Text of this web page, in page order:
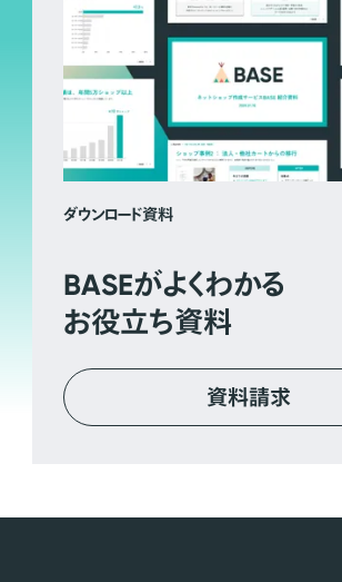
ダウンロード資料
BASEがよくわかる
お役立ち資料
資料請求